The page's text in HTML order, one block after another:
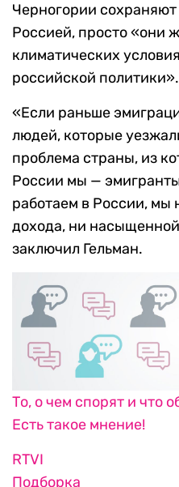
Черногории
Россией, просто «они
климатических
российской политики».
«Если раньше
людей, которые
проблема страны, из
России мы —
работаем в России, мы
дохода, ни
заключил Гельман.
То, о чем спорят и что
Есть такое мнение!
RTVI
Подборка